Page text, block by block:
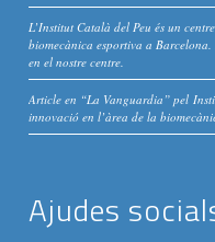
L’Institut Català del Peu és un
biomecànica esportiva a
en el nostre centre.
Article en “La Vanguardia” pel
innovació en l’àrea de la
Ajudes